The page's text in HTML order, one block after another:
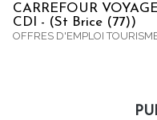
CARREFOUR
CDI - (St Brice (77))
OFFRES D'EMPLOI